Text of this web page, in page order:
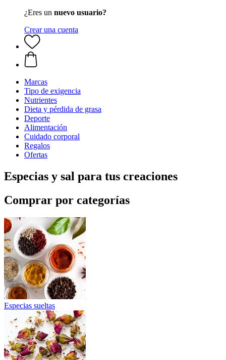
¿Eres un nuevo usuario?
Crear una cuenta
Marcas
Tipo de exigencia
Nutrientes
Dieta y pérdida de grasa
Deporte
Alimentación
Cuidado corporal
Regalos
Ofertas
Especias y sal para tus creaciones
Comprar por categorías
Especias sueltas